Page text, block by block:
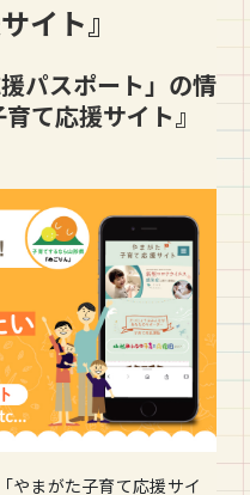
イト』
パスポート」の情
て応援サイト』
やまがた子育て応援サイ